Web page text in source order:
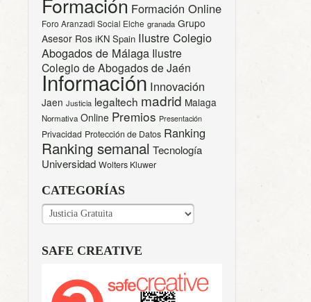
Formación Online
Foro Aranzadi Social Elche granada Grupo
Asesor Ros iKN Spain Ilustre Colegio
Abogados de Málaga Ilustre
Colegio de Abogados de Jaén
Información Innovación
Jaen Justicia legaltech madrid Malaga
Normativa Online Premios Presentación
Privacidad Protección de Datos Ranking
Ranking semanal Tecnología
Universidad Wolters Kluwer
CATEGORÍAS
CATEGORÍAS
SAFE CREATIVE